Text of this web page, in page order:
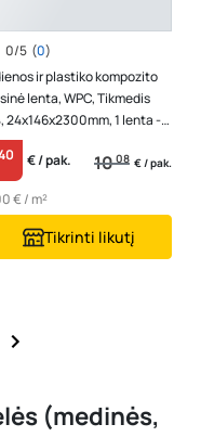
0/5 (0)
ir plastiko kompozito
lenta, WPC, Tikmedis
24x146x2300mm, 1 lenta -
m2
€ / pak. 1008 € / pak.
€ / m²
Tikrinti likutį
(medinės,